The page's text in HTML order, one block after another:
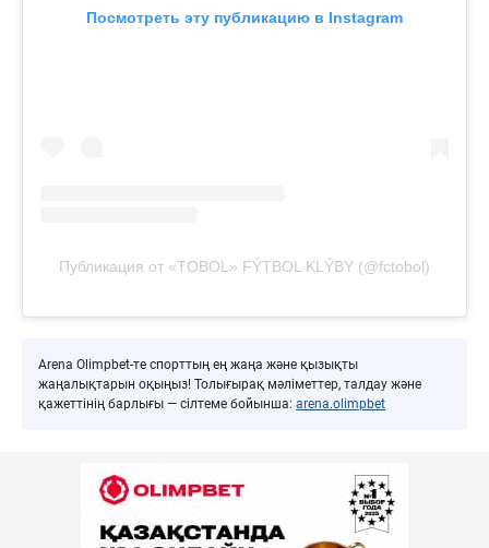
Посмотреть эту публикацию в Instagram
Публикация от «TOBOL» FÝTBOL KLÝBY (@fctobol)
Arena Olimpbet-те спорттың ең жаңа және қызықты
жаңалықтарын оқыңыз! Толығырақ мәліметтер, талдау және
қажеттінің барлығы — сілтеме бойынша: arena.olimpbet